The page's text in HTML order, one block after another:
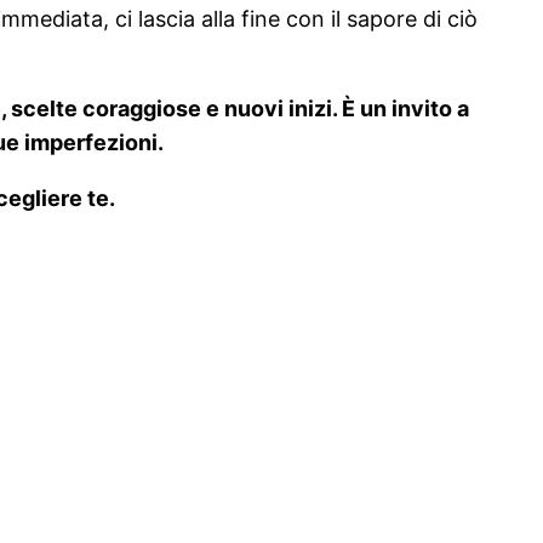
ci lascia alla fine con il sapore di ciò
coraggiose e nuovi inizi. È un invito a
imperfezioni.
te.